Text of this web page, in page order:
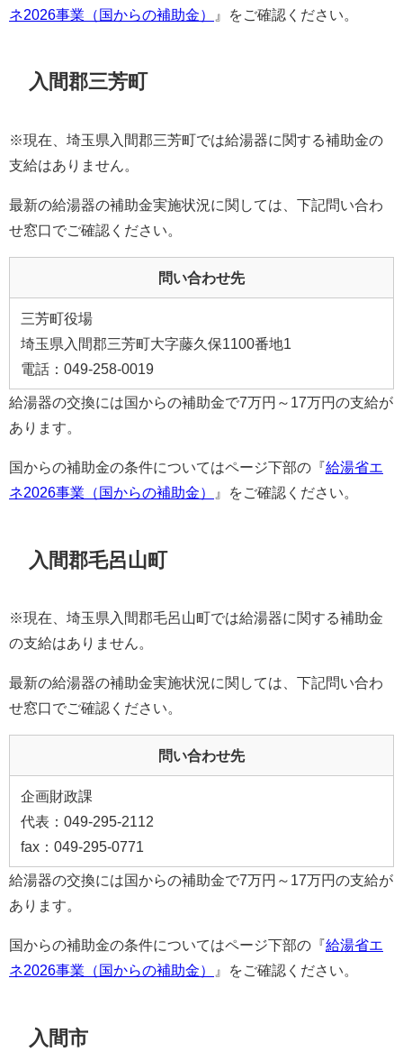
ネ2026事業（国からの補助金）
』をご確認ください。
入間郡三芳町
※現在、埼玉県入間郡三芳町では給湯器に関する補助金の
支給はありません。
最新の給湯器の補助金実施状況に関しては、下記問い合わ
せ窓口でご確認ください。
問い合わせ先
三芳町役場
埼玉県入間郡三芳町大字藤久保1100番地1
電話：049-258-0019
給湯器の交換には国からの補助金で7万円～17万円の支給が
あります。
国からの補助金の条件についてはページ下部の『給湯省エ
ネ2026事業（国からの補助金）
』をご確認ください。
入間郡毛呂山町
※現在、埼玉県入間郡毛呂山町では給湯器に関する補助金
の支給はありません。
最新の給湯器の補助金実施状況に関しては、下記問い合わ
せ窓口でご確認ください。
問い合わせ先
企画財政課
代表：049-295-2112
fax：049-295-0771
給湯器の交換には国からの補助金で7万円～17万円の支給が
あります。
国からの補助金の条件についてはページ下部の『給湯省エ
ネ2026事業（国からの補助金）
』をご確認ください。
入間市